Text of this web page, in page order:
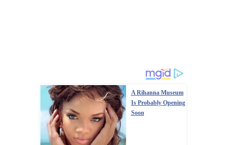
A Rihanna Museum
Is Probably Opening
Soon